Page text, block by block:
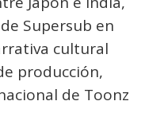
Supersub en
cultural
producción,
de Toonz